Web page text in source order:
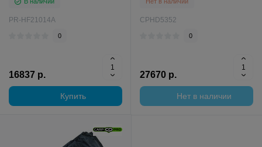
PR-HF21014A
0
16837 р.
Купить
CPHD5352
0
27670 р.
Нет в наличии